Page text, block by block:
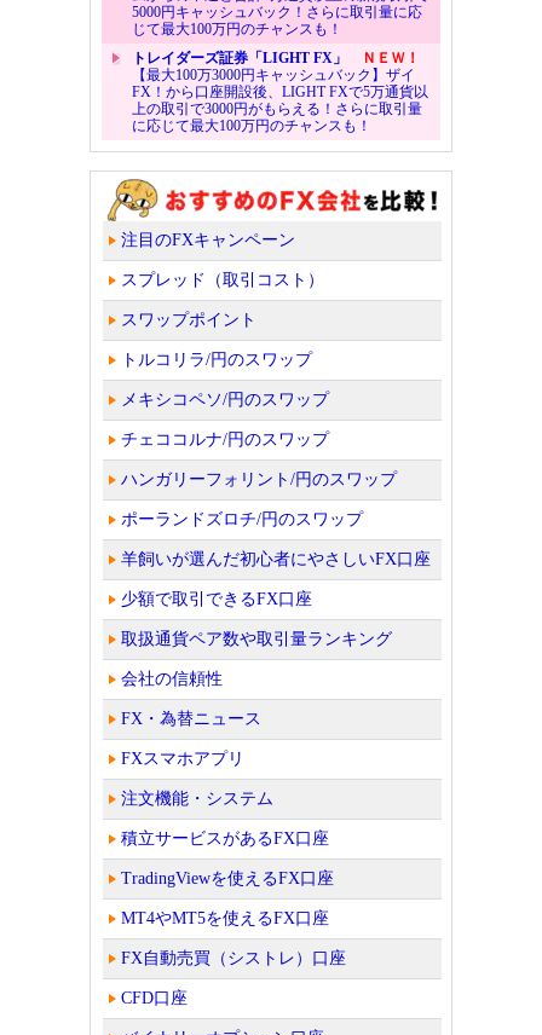
5000円キャッシュバック！さらに取引量に応
じて最大100万円のチャンスも！
トレイダーズ証券「LIGHT FX」
ＮＥＷ！
【最大100万3000円キャッシュバック】ザイ
FX！から口座開設後、LIGHT FXで5万通貨以
上の取引で3000円がもらえる！さらに取引量
に応じて最大100万円のチャンスも！
注目のFXキャンペーン
スプレッド（取引コスト）
スワップポイント
トルコリラ/円のスワップ
メキシコペソ/円のスワップ
チェココルナ/円のスワップ
ハンガリーフォリント/円のスワップ
ポーランドズロチ/円のスワップ
羊飼いが選んだ初心者にやさしいFX口座
少額で取引できるFX口座
取扱通貨ペア数や取引量ランキング
会社の信頼性
FX・為替ニュース
FXスマホアプリ
注文機能・システム
積立サービスがあるFX口座
TradingViewを使えるFX口座
MT4やMT5を使えるFX口座
FX自動売買（シストレ）口座
CFD口座